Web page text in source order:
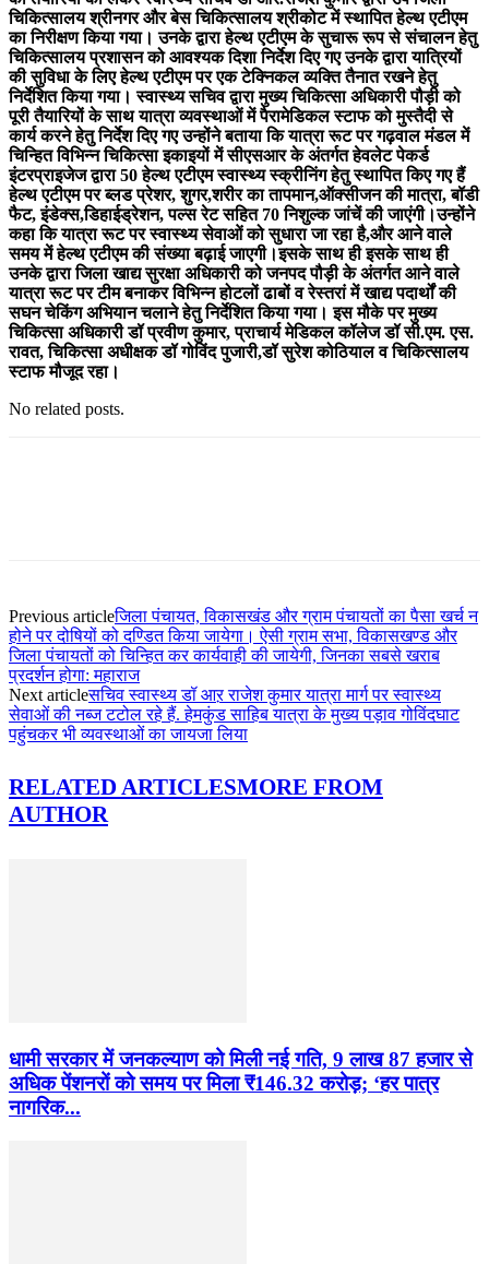
चिकित्सालय श्रीनगर और बेस चिकित्सालय श्रीकोट में स्थापित हेल्थ एटीएम
का निरीक्षण किया गया। उनके द्वारा हेल्थ एटीएम के सुचारू रूप से संचालन हेतु
चिकित्सालय प्रशासन को आवश्यक दिशा निर्देश दिए गए उनके द्वारा यात्रियों
की सुविधा के लिए हेल्थ एटीएम पर एक टेक्निकल व्यक्ति तैनात रखने हेतु
निर्देशित किया गया। स्वास्थ्य सचिव द्वारा मुख्य चिकित्सा अधिकारी पौड़ी को
पूरी तैयारियों के साथ यात्रा व्यवस्थाओं में पैरामेडिकल स्टाफ को मुस्तैदी से
कार्य करने हेतु निर्देश दिए गए उन्होंने बताया कि यात्रा रूट पर गढ़वाल मंडल में
चिन्हित विभिन्न चिकित्सा इकाइयों में सीएसआर के अंतर्गत हेवलेट पेकर्ड
इंटरप्राइजेज द्वारा 50 हेल्थ एटीएम स्वास्थ्य स्क्रीनिंग हेतु स्थापित किए गए हैं
हेल्थ एटीएम पर ब्लड प्रेशर, शुगर,शरीर का तापमान,ऑक्सीजन की मात्रा, बॉडी
फैट, इंडेक्स,डिहाईड्रेशन, पल्स रेट सहित 70 निशुल्क जांचें की जाएंगी।उन्होंने
कहा कि यात्रा रूट पर स्वास्थ्य सेवाओं को सुधारा जा रहा है,और आने वाले
समय में हेल्थ एटीएम की संख्या बढ़ाई जाएगी।इसके साथ ही इसके साथ ही
उनके द्वारा जिला खाद्य सुरक्षा अधिकारी को जनपद पौड़ी के अंतर्गत आने वाले
यात्रा रूट पर टीम बनाकर विभिन्न होटलों ढाबों व रेस्तरां में खाद्य पदार्थों की
सघन चेकिंग अभियान चलाने हेतु निर्देशित किया गया। इस मौके पर मुख्य
चिकित्सा अधिकारी डॉ प्रवीण कुमार, प्राचार्य मेडिकल कॉलेज डॉ सी.एम. एस.
रावत, चिकित्सा अधीक्षक डॉ गोविंद पुजारी,डॉ सुरेश कोठियाल व चिकित्सालय
स्टाफ मौजूद रहा।
No related posts.
Previous articleजिला पंचायत, विकासखंड और ग्राम पंचायतों का पैसा खर्च न
होने पर दोषियों को दण्डित किया जायेगा। ऐसी ग्राम सभा, विकासखण्ड और
जिला पंचायतों को चिन्हित कर कार्यवाही की जायेगी, जिनका सबसे खराब
प्रदर्शन होगा: महाराज
Next articleसचिव स्वास्थ्य डॉ आऱ राजेश कुमार यात्रा मार्ग पर स्वास्थ्य
सेवाओं की नब्ज टटोल रहे हैं. हेमकुंड साहिब यात्रा के मुख्य पड़ाव गोविंदघाट
पहुंचकर भी व्यवस्थाओं का जायजा लिया
RELATED ARTICLESMORE FROM
AUTHOR
धामी सरकार में जनकल्याण को मिली नई गति, 9 लाख 87 हजार से
अधिक पेंशनरों को समय पर मिला ₹146.32 करोड़; ‘हर पात्र
नागरिक...